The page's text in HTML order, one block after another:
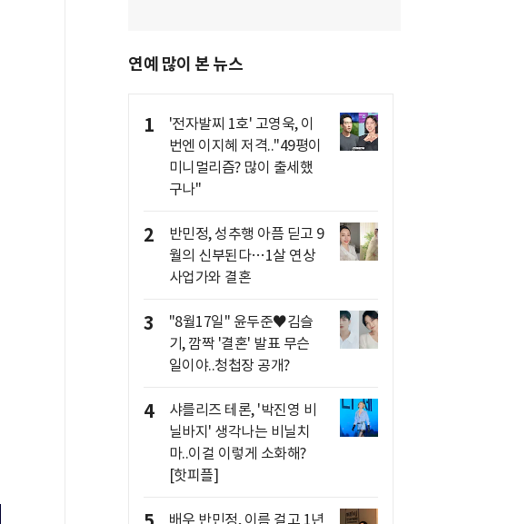
연예 많이 본 뉴스
1
'전자발찌 1호' 고영욱, 이
번엔 이지혜 저격.."49평이
미니멀리즘? 많이 출세했
구나"
2
반민정, 성추행 아픔 딛고 9
월의 신부된다…1살 연상
사업가와 결혼
3
"8월17일" 윤두준♥김슬
기, 깜짝 '결혼' 발표 무슨
일이야..청첩장 공개?
4
샤를리즈 테론, '박진영 비
닐바지' 생각나는 비닐치
마..이걸 이렇게 소화해?
[핫피플]
배우 반민정, 이름 걸고 1년